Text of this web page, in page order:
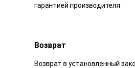
гарантией производителя
Возврат
Возврат в установленный